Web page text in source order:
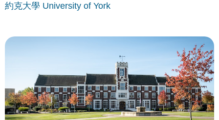
約克大學 University of York